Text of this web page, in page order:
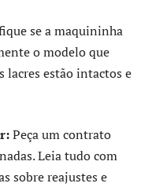
se a maquininha
o modelo que
lacres estão intactos e
Peça um contrato
Leia tudo com
sobre reajustes e